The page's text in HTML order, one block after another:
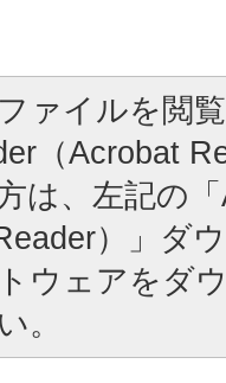
ァイルを閲
（Acrobat
は、左記の
）」ダ
ウェアをダ
。